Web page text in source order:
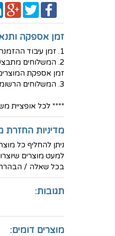
זמן אספקה
1. זמן עיבוד ההזמנה לכלל הפריטים בחנות הינו 1-2 ימי עסקים - למעט פריטים בעיצוב אישי שאז נדרש זמן עבודה ארוך יותר.
2. המשלוחים מתבצעים על ידי שליחת הפריט ללוקר / נקודת איסוף לבחירת הלקוח באמצעות חברת המשלוחים PICKUP- בעלות של 30 ש"ח
זמן אספקת המוצרים
3. המשלוחים הרשומים לעיל מיועדים אך ורק למשלוחי פנים - ישראל
**** לכל אופציית משלוח
מדיניות החזרת
ניתן להחליף כל מוצר ולהחזיר כל מוצר תוך 14
למעט מוצרים
בכל שאלה / הבהרה /
תגובות:
מוצרים דומים: